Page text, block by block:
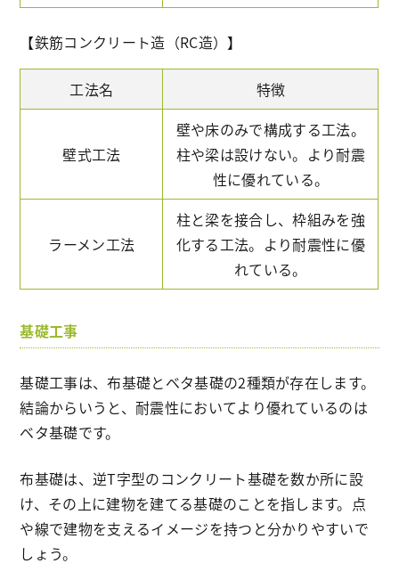
【鉄筋コンクリート造（RC造）】
工法名 特徴
壁式工法
壁や床のみで構成する工法。
柱や梁は設けない。より耐震
性に優れている。
ラーメン工法
柱と梁を接合し、枠組みを強
化する工法。より耐震性に優
れている。
基礎工事
基礎工事は、布基礎とベタ基礎の2種類が存在します。
結論からいうと、耐震性においてより優れているのは
ベタ基礎です。
布基礎は、逆T字型のコンクリート基礎を数か所に設
け、その上に建物を建てる基礎のことを指します。点
や線で建物を支えるイメージを持つと分かりやすいで
しょう。